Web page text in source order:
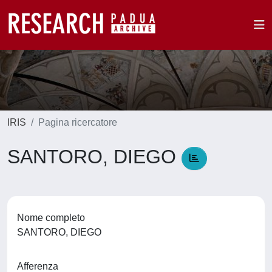
IRIS Pagina ricercatore
SANTORO, DIEGO
Nome completo
SANTORO, DIEGO
Afferenza